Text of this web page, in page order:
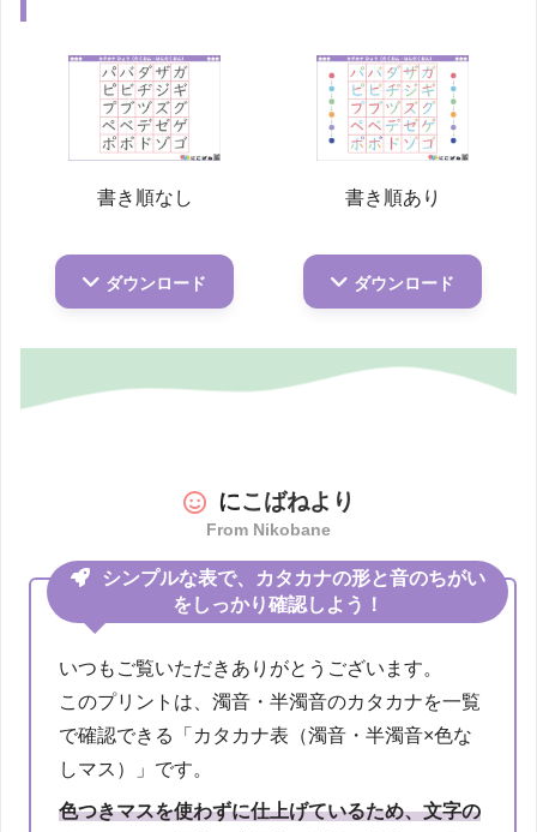
書き順なし
ダウンロード
書き順あり
ダウンロード
にこばねより
From Nikobane
シンプルな表で、カタカナの形と音のちがい
をしっかり確認しよう！
いつもご覧いただきありがとうございます。
このプリントは、濁音・半濁音のカタカナを一覧
で確認できる「カタカナ表（濁音・半濁音×色な
しマス）」です。
色つきマスを使わずに仕上げているため、文字の